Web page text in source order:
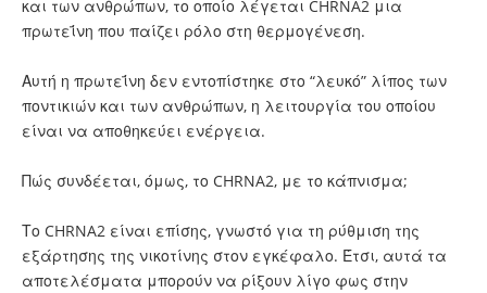
και των ανθρώπων, το οποίο λέγεται CHRNA2 μια
πρωτεΐνη που παίζει ρόλο στη θερμογένεση.
Αυτή η πρωτεΐνη δεν εντοπίστηκε στο “λευκό” λίπος των
ποντικιών και των ανθρώπων, η λειτουργία του οποίου
είναι να αποθηκεύει ενέργεια.
Πώς συνδέεται, όμως, το CHRNA2, με το κάπνισμα;
Το CHRNA2 είναι επίσης, γνωστό για τη ρύθμιση της
εξάρτησης της νικοτίνης στον εγκέφαλο. Έτσι, αυτά τα
αποτελέσματα μπορούν να ρίξουν λίγο φως στην